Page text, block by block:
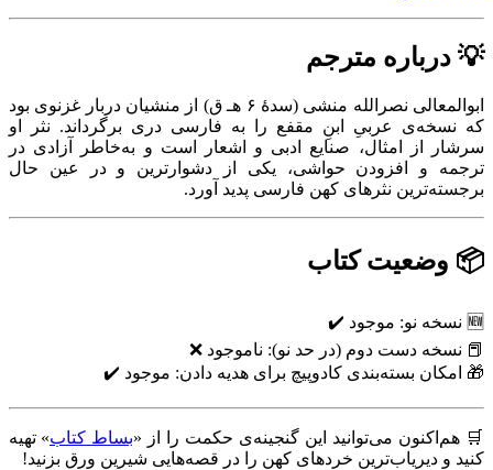
💡 درباره مترجم
ابوالمعالی نصرالله منشی (سدهٔ ۶ هـ ق) از منشیان دربار غزنوی بود
که نسخه‌ی عربیِ ابنِ مقفع را به فارسی دری برگرداند. نثر او
سرشار از امثال، صنایع ادبی و اشعار است و به‌خاطر آزادی در
ترجمه و افزودن حواشی، یکی از دشوارترین و در عین حال
برجسته‌ترین نثرهای کهن فارسی پدید آورد.
📦 وضعیت کتاب
🆕 نسخه نو: موجود ✔️
📕 نسخه دست دوم (در حد نو): ناموجود ❌
🎁 امکان بسته‌بندی کادوپیچ برای هدیه دادن: موجود ✔️
🛒 هم‌اکنون می‌توانید این گنجینه‌ی حکمت را از «بساط کتاب» تهیه
کنید و دیریاب‌ترین خردهای کهن را در قصه‌هایی شیرین ورق بزنید!